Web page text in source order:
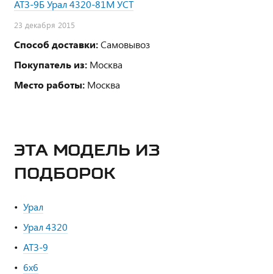
АТЗ-9Б Урал 4320-81М УСТ
23 декабря 2015
Способ доставки:Самовывоз
Покупатель из: Москва
Место работы: Москва
ЭТА МОДЕЛЬ ИЗ
ПОДБОРОК
Урал
Урал 4320
АТЗ-9
6х6